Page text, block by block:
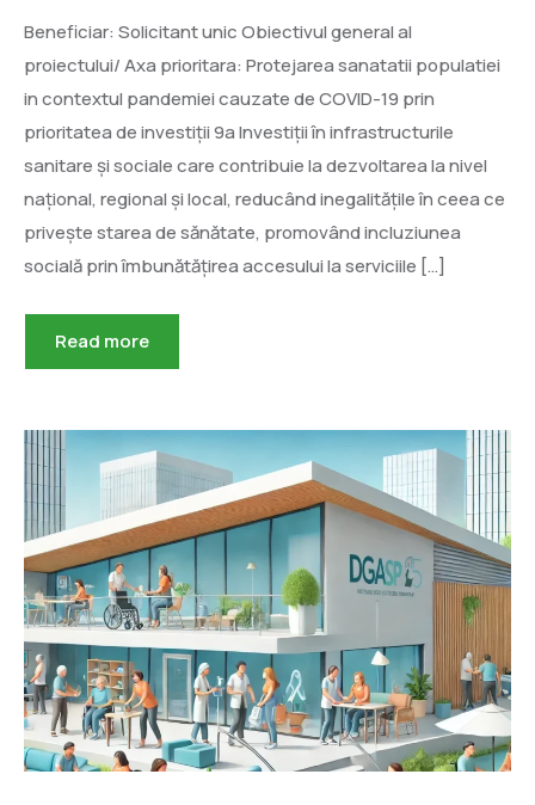
Beneficiar: Solicitant unic Obiectivul general al
proiectului/ Axa prioritara: Protejarea sanatatii populatiei
in contextul pandemiei cauzate de COVID-19 prin
prioritatea de investiții 9a Investiții în infrastructurile
sanitare și sociale care contribuie la dezvoltarea la nivel
național, regional și local, reducând inegalitățile în ceea ce
privește starea de sănătate, promovând incluziunea
socială prin îmbunătățirea accesului la serviciile […]
Read more